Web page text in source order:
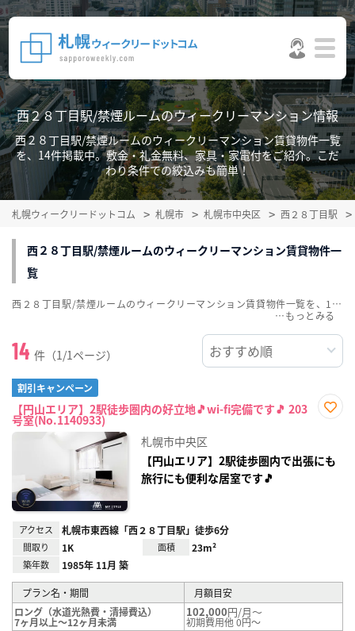
西２８丁目駅/禁煙ルームのウィークリーマンション情報
西２８丁目駅/禁煙ルームのウィークリーマンション賃貸物件一覧
を、14件掲載中。敷金・礼金無料、家具・家電付をご紹介。こだ
わり条件での絞込みも簡単！
札幌ウィークリードットコム 札幌市 札幌市中央区 西２８丁目駅
西２８丁目駅/禁煙ルームのウィークリーマンション賃貸物件一
覧
14 件（1/1ページ）
割引キャンペーン
【円山エリア】2駅徒歩圏内の好立地🎵wi-fi完備です🎵 203
号室(No.1140933)
録
札幌市中央区
【円山エリア】2駅徒歩圏内で出張にも
旅行にも便利な居室です🎵
アクセス 札幌市東西線「西２８丁目駅」徒歩6分
間取り 1K 面積 23m²
築年数 1985年 11月 築
プラン名・期間
月額目安
ロング（水道光熱費・清掃費込）
7ヶ月以上～12ヶ月未満
102,000円/月～
初期費用他 0円～
西２８丁目駅/禁煙ルームのウィークリーマンション賃貸物件一覧を、14件掲載中。敷金・礼金無料、家具・家電付をご紹介。こだわり条件での絞込みも簡単！
…